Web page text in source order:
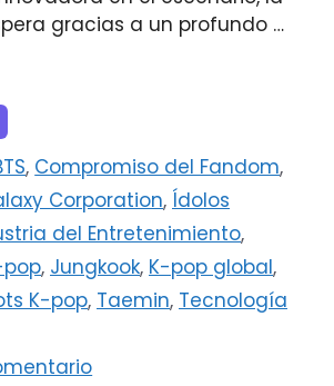
gracias a un profundo …
, Compromiso del Fandom,
Corporation, Ídolos
del Entretenimiento,
, Jungkook, K-pop global,
K-pop, Taemin, Tecnología